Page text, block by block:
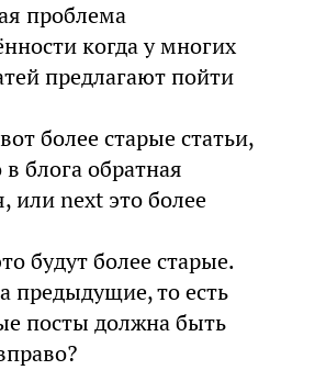
проблема
когда у многих
предлагают пойти
более старые статьи,
блога обратная
или next это более
будут более старые.
предыдущие, то есть
посты должна быть